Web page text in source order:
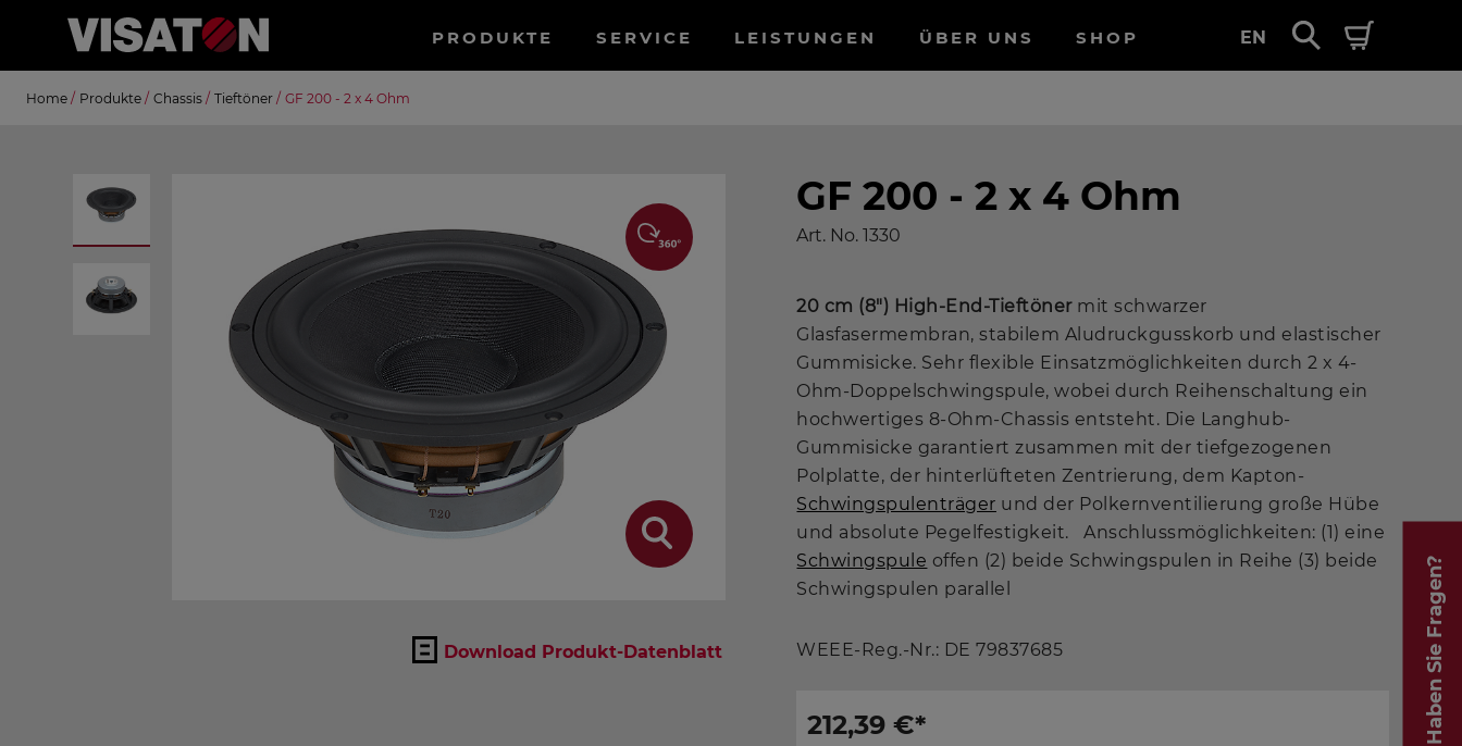
Hauptnavigation
PRODUKTE SERVICE LEISTUNGEN ÜBER UNS SHOP EN
Suche
Haben Sie Fragen?
Home / Produkte / Chassis / Tieftöner / GF 200 - 2 x 4 Ohm
Download Produkt-Datenblatt
GF 200 - 2 x 4 Ohm
Art. No. 1330
20 cm (8") High-End-Tieftönermit schwarzer
Glasfasermembran, stabilem Aludruckgusskorb und elastischer
Gummisicke. Sehr flexible Einsatzmöglichkeiten durch 2 x 4-
Ohm-Doppelschwingspule, wobei durch Reihenschaltung ein
hochwertiges 8-Ohm-Chassis entsteht. Die Langhub-
Gummisicke garantiert zusammen mit der tiefgezogenen
Polplatte, der hinterlüfteten Zentrierung, dem Kapton-
Schwingspulenträger und der Polkernventilierung große Hübe
und absolute Pegelfestigkeit. Anschlussmöglichkeiten: (1) eine
Schwingspule offen (2) beide Schwingspulen in Reihe (3) beide
Schwingspulen parallel
WEEE-Reg.-Nr.: DE 79837685
212,39 €*